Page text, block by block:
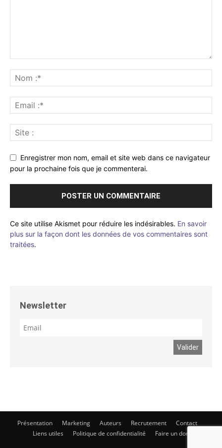
Enregistrer mon nom, email et site web dans ce navigateur
pour la prochaine fois que je commenterai.
Ce site utilise Akismet pour réduire les indésirables. En savoir
plus sur la façon dont les données de vos commentaires sont
traitées.
Newsletter
Présentation Marketing Auteurs Recrutement
Contact
Liens utiles
Politique de confidentialité Faire un don